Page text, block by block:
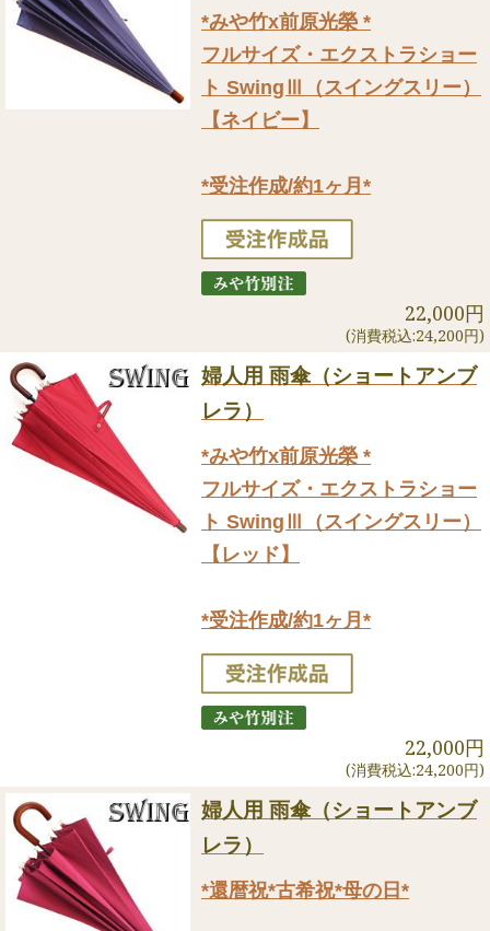
*みや竹x前原光榮 *
フルサイズ・エクストラショー
ト SwingⅢ（スイングスリー）
【ネイビー】
*受注作成/約1ヶ月*
22,000円
(消費税込:24,200円)
婦人用 雨傘（ショートアンブ
レラ）
*みや竹x前原光榮 *
フルサイズ・エクストラショー
ト SwingⅢ（スイングスリー）
【レッド】
*受注作成/約1ヶ月*
22,000円
(消費税込:24,200円)
婦人用 雨傘（ショートアンブ
レラ）
*還暦祝*古希祝*母の日*